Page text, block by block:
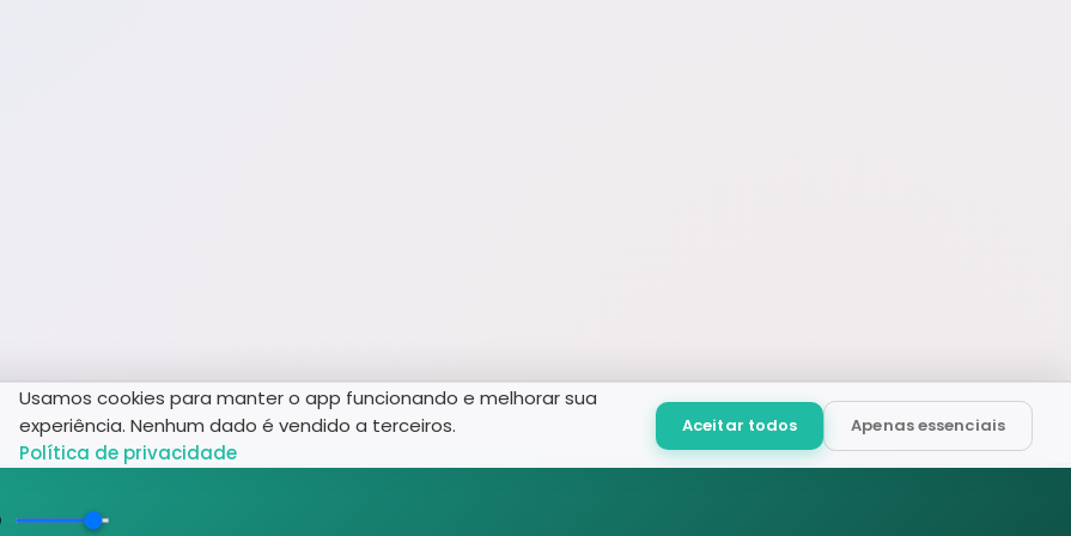
Usamos cookies para manter o app funcionando e melhorar sua
experiência. Nenhum dado é vendido a terceiros.
Política de privacidade
Aceitar todos Apenas essenciais